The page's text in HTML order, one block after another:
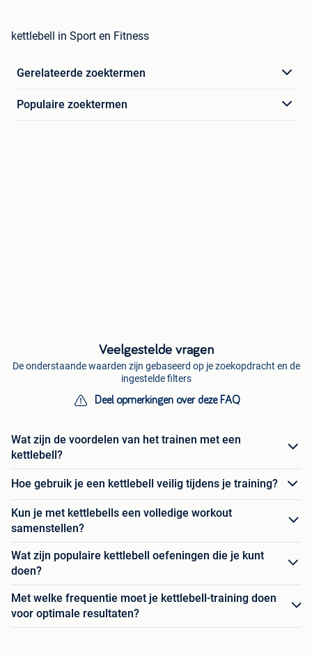
kettlebell in Sport en Fitness
Gerelateerde zoektermen
Populaire zoektermen
Veelgestelde vragen
De onderstaande waarden zijn gebaseerd op je zoekopdracht en de
ingestelde filters
Deel opmerkingen over deze FAQ
Wat zijn de voordelen van het trainen met een
kettlebell?
Hoe gebruik je een kettlebell veilig tijdens je training?
Kun je met kettlebells een volledige workout
samenstellen?
Wat zijn populaire kettlebell oefeningen die je kunt
doen?
Met welke frequentie moet je kettlebell-training doen
voor optimale resultaten?